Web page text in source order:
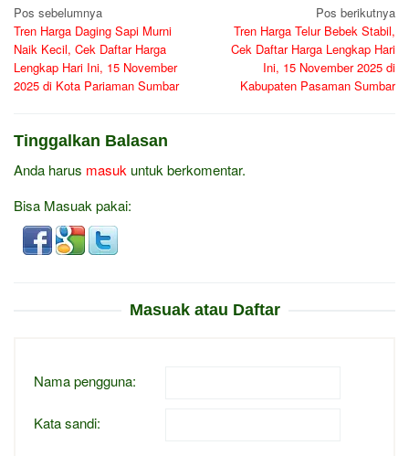
Navigasi
pos
Pos sebelumnya
Tren Harga Daging Sapi Murni
Naik Kecil, Cek Daftar Harga
Lengkap Hari Ini, 15 November
2025 di Kota Pariaman Sumbar
Pos berikutnya
Tren Harga Telur Bebek Stabil,
Cek Daftar Harga Lengkap Hari
Ini, 15 November 2025 di
Kabupaten Pasaman Sumbar
Tinggalkan Balasan
Anda harus masuk untuk berkomentar.
Bisa Masuak pakai:
Masuak atau Daftar
Nama pengguna:
Kata sandi: